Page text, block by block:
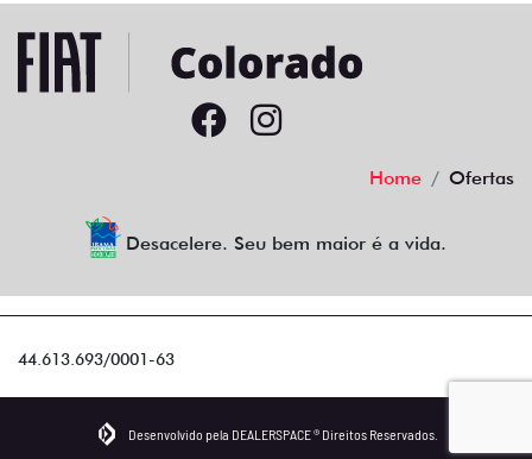
Home Ofertas
Desacelere. Seu bem maior é a vida.
44.613.693/0001-63
Desenvolvido pela DEALERSPACE ® Direitos Reservados.